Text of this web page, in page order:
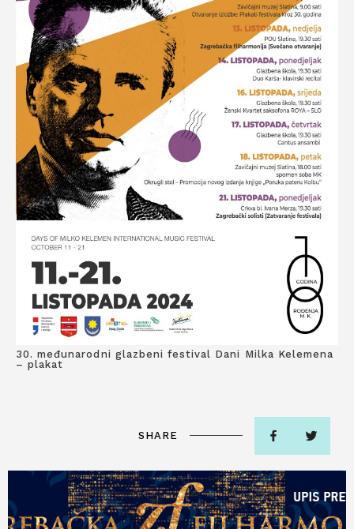
30. međunarodni glazbeni festival Dani Milka Kelemena
– plakat
SHARE